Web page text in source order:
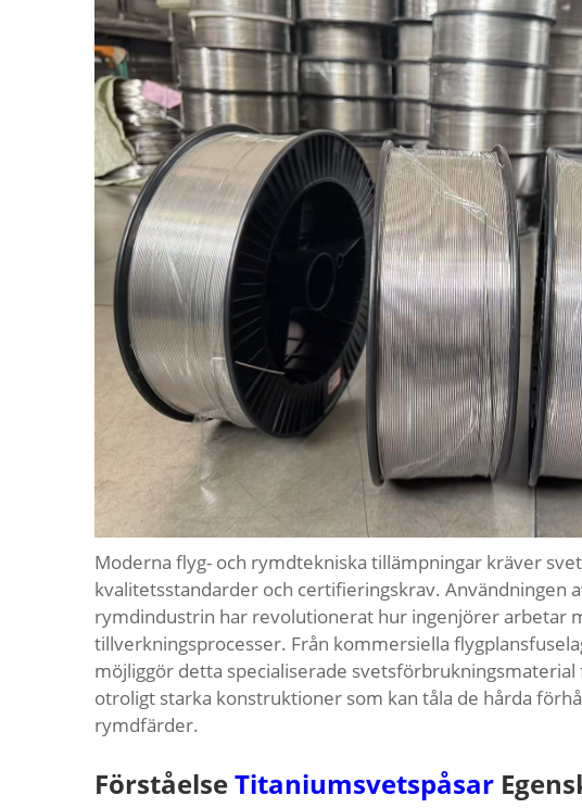
Moderna flyg- och rymdtekniska tillämpningar kräver
kvalitetsstandarder och certifieringskrav. Användningen
rymdindustrin har revolutionerat hur ingenjörer arbetar
tillverkningsprocesser. Från kommersiella
möjliggör detta specialiserade
otroligt starka konstruktioner som kan tåla de hårda
rymdfärder.
FörståelseTitaniumsvetspåsar